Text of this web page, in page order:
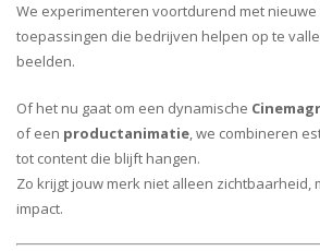
We experimenteren voortdurend met
toepassingen die bedrijven helpen op te
beelden.
Of het nu gaat om een dynamische
of een productanimatie, we combineren
tot content die blijft hangen.
Zo krijgt jouw merk niet alleen zichtbaarheid,
impact.